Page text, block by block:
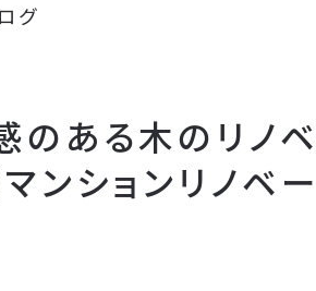
グ
のある木のリノ
ンションリノベ